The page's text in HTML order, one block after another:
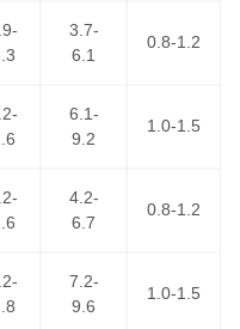
知名企业之一，运营江
弘扬广大，得到了广大
3.7-
6.1
0.8-1.2
6.1-
9.2
1.0-1.5
4.2-
6.7
0.8-1.2
7.2-
9.6
1.0-1.5